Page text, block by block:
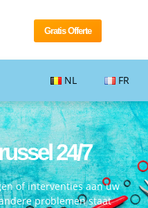
Gratis Offerte
NL FR
24/7
of interventies aan uw
problemen staat